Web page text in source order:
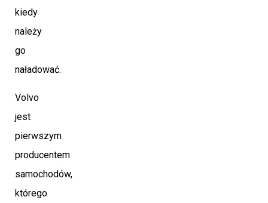
kiedy
należy
go
naładować.
Volvo
jest
pierwszym
producentem
samochodów,
którego